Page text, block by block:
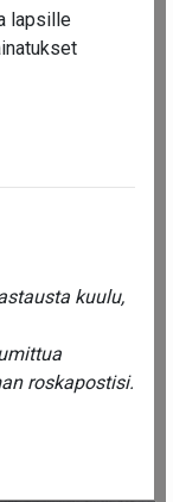
lapsille
kuulu,
roskapostisi.